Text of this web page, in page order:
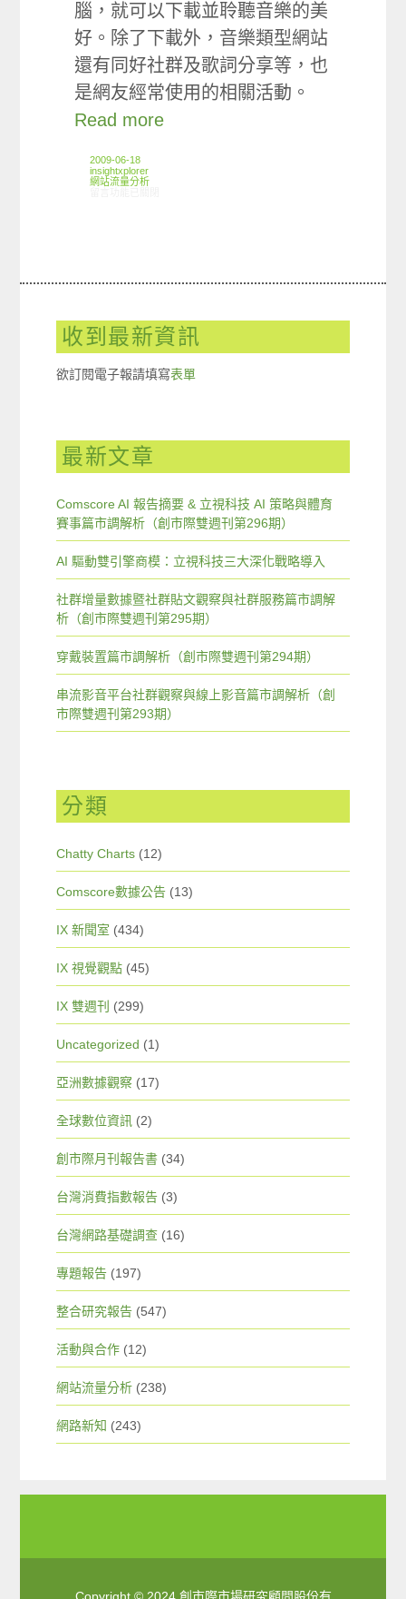
腦，就可以下載並聆聽音樂的美
好。除了下載外，音樂類型網站
還有同好社群及歌詞分享等，也
是網友經常使用的相關活動。
Read more
2009-06-18
insightxplorer
網站流量分析
收到最新資訊
欲訂閱電子報請填寫表單
最新文章
Comscore AI 報告摘要 & 立視科技 AI 策略與體育
賽事篇市調解析（創市際雙週刊第296期）
AI 驅動雙引擎商模：立視科技三大深化戰略導入
社群增量數據暨社群貼文觀察與社群服務篇市調解
析（創市際雙週刊第295期）
穿戴裝置篇市調解析（創市際雙週刊第294期）
串流影音平台社群觀察與線上影音篇市調解析（創
市際雙週刊第293期）
分類
Chatty Charts (12)
Comscore數據公告 (13)
IX 新聞室 (434)
IX 視覺觀點 (45)
IX 雙週刊 (299)
Uncategorized (1)
亞洲數據觀察 (17)
全球數位資訊 (2)
創市際月刊報告書 (34)
台灣消費指數報告 (3)
台灣網路基礎調查 (16)
專題報告 (197)
整合研究報告 (547)
活動與合作 (12)
網站流量分析 (238)
網路新知 (243)